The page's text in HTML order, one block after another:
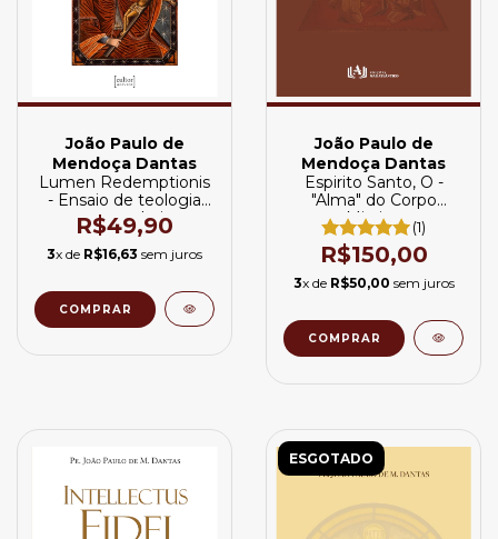
João Paulo de
Mendoça Dantas
Lumen Redemptionis
- Ensaio de teologia
contemplativa
R$49,90
3x de R$16,63 sem juros
João Paulo de
Mendoça Dantas
Espirito Santo, O -
"Alma" do Corpo
Mistico
(1)
R$150,00
3x de R$50,00 sem juros
ESGOTADO